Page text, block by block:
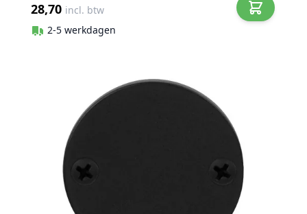
28,70 incl. btw
2-5 werkdagen